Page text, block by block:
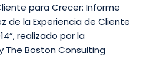
para Crecer: Informe
de la Experiencia de Cliente
realizado por la
The Boston Consulting